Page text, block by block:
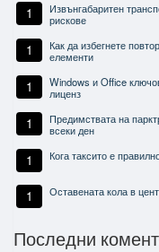
1
Извънгабаритен
рискове
1
Как да избегнете
елементи
1
Windows и Office
лиценз
1
Предимствата на
всеки ден
1 Кога таксито е
1 Оставената кола в
Последни